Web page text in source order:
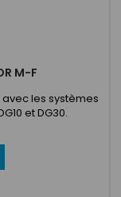
M-F
avec les systèmes
et DG30.